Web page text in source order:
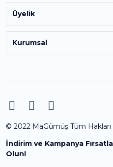
Üyelik
Kurumsal
© 2022 MaGümüş Tüm Hakları
İndirim ve Kampanya
Olun!